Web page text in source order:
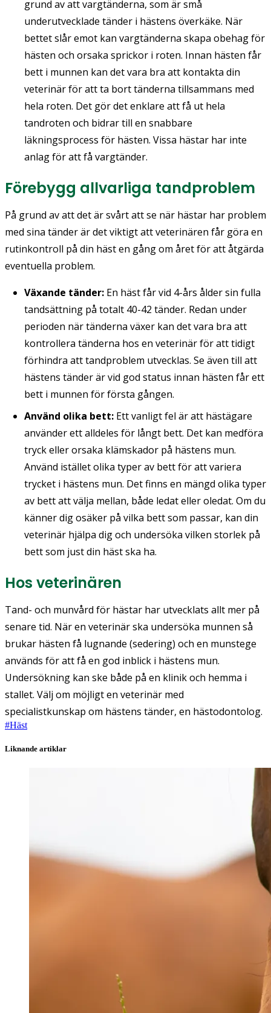
grund av att vargtänderna, som är små
underutvecklade tänder i hästens överkäke. När
bettet slår emot kan vargtänderna skapa obehag för
hästen och orsaka sprickor i roten. Innan hästen får
bett i munnen kan det vara bra att kontakta din
veterinär för att ta bort tänderna tillsammans med
hela roten. Det gör det enklare att få ut hela
tandroten och bidrar till en snabbare
läkningsprocess för hästen. Vissa hästar har inte
anlag för att få vargtänder.
Förebygg allvarliga tandproblem
På grund av att det är svårt att se när hästar har problem
med sina tänder är det viktigt att veterinären får göra en
rutinkontroll på din häst en gång om året för att åtgärda
eventuella problem.
Växande tänder: En häst får vid 4-års ålder sin fulla
tandsättning på totalt 40-42 tänder. Redan under
perioden när tänderna växer kan det vara bra att
kontrollera tänderna hos en veterinär för att tidigt
förhindra att tandproblem utvecklas. Se även till att
hästens tänder är vid god status innan hästen får ett
bett i munnen för första gången.
Använd olika bett: Ett vanligt fel är att hästägare
använder ett alldeles för långt bett. Det kan medföra
tryck eller orsaka klämskador på hästens mun.
Använd istället olika typer av bett för att variera
trycket i hästens mun. Det finns en mängd olika typer
av bett att välja mellan, både ledat eller oledat. Om du
känner dig osäker på vilka bett som passar, kan din
veterinär hjälpa dig och undersöka vilken storlek på
bett som just din häst ska ha.
Hos veterinären
Tand- och munvård för hästar har utvecklats allt mer på
senare tid. När en veterinär ska undersöka munnen så
brukar hästen få lugnande (sedering) och en munstege
används för att få en god inblick i hästens mun.
Undersökning kan ske både på en klinik och hemma i
stallet. Välj om möjligt en veterinär med
specialistkunskap om hästens tänder, en hästodontolog.
#Häst
Liknande artiklar